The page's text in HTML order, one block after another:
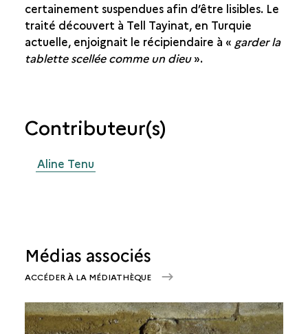
certainement suspendues afin d’être lisibles. Le
traité découvert à Tell Tayinat, en Turquie
actuelle, enjoignait le récipiendaire à « garder la
tablette scellée comme un dieu».
Contributeur(s)
Aline Tenu
Médias associés
ACCÉDER À LA MÉDIATHÈQUE